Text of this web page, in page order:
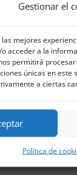
Gestionar el
mejores
acceder a la
permitirá
únicas en
a ciertas
Política de
las más
y
incorporar
Intel
la tecnología de
usando tanto
con PHP 7.4
máximo